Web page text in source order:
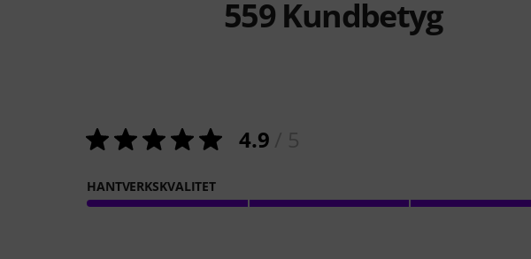
559 Kundbetyg
4.9
HANTVERKSKVALITET